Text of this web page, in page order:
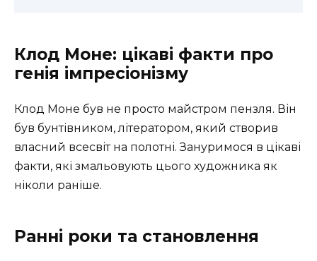
Клод Моне: цікаві факти про
генія імпресіонізму
Клод Моне був не просто майстром пензля. Він
був бунтівником, літератором, який створив
власний всесвіт на полотні. Зануримося в цікаві
факти, які змальовують цього художника як
ніколи раніше.
Ранні роки та становлення